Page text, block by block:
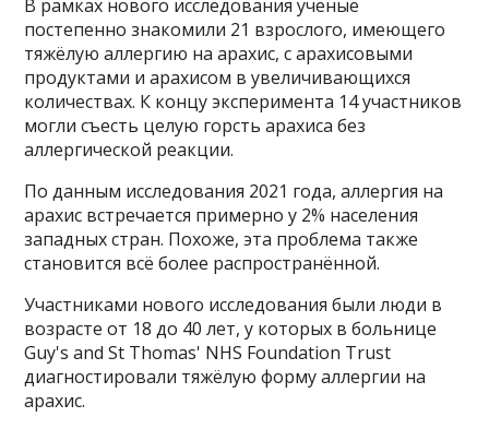
В рамках нового исследования учёные
постепенно знакомили 21 взрослого, имеющего
тяжёлую аллергию на арахис, с арахисовыми
продуктами и арахисом в увеличивающихся
количествах. К концу эксперимента 14 участников
могли съесть целую горсть арахиса без
аллергической реакции.
По данным исследования 2021 года, аллергия на
арахис встречается примерно у 2% населения
западных стран. Похоже, эта проблема также
становится всё более распространённой.
Участниками нового исследования были люди в
возрасте от 18 до 40 лет, у которых в больнице
Guy's and St Thomas' NHS Foundation Trust
диагностировали тяжёлую форму аллергии на
арахис.